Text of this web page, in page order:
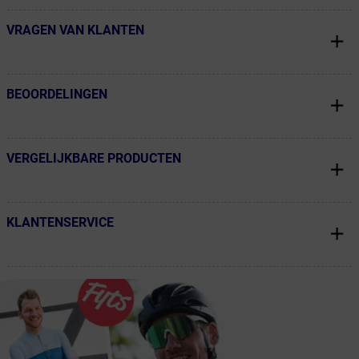
← Terug naar productnavigatie
VRAGEN VAN KLANTEN
← Terug naar productnavigatie
BEOORDELINGEN
← Terug naar productnavigatie
VERGELIJKBARE PRODUCTEN
← Terug naar productnavigatie
KLANTENSERVICE